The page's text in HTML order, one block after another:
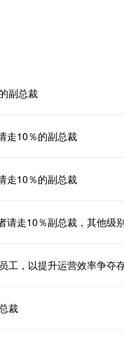
副总裁
走10％的副总裁
走10％的副总裁
请走10％副总裁，其他级
工，以提升运营效率争夺
裁